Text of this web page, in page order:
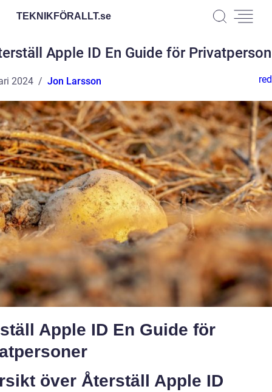
TEKNIKFÖRALLT.se
Apple ID En Guide för
2024 Jon Larsson
Apple ID En Guide för
över Återställ Apple ID